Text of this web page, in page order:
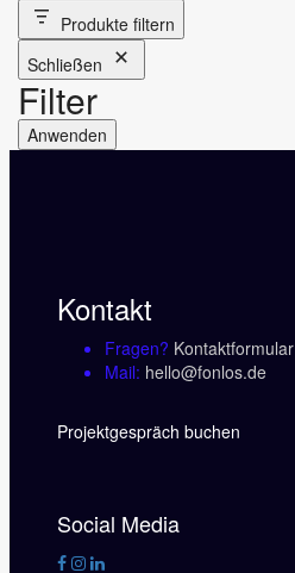
Produkte filtern
Schließen
Filter
Anwenden
Kontakt
Fragen? Kontaktformular
Mail: hello@fonlos.de
Projektgespräch buchen
Social Media